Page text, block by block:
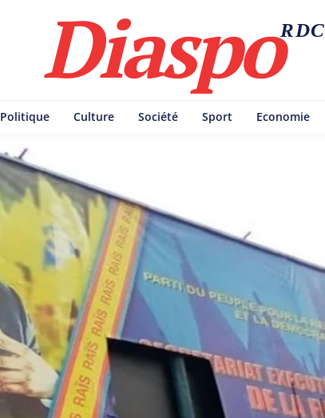
DiaspoRDC
Politique Culture Société Sport Economie